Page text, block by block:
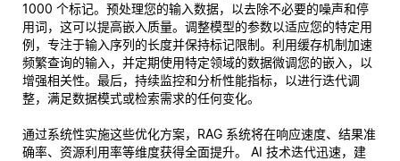
1000 个标记。预处理您的输入数据，以去除不必要的噪声和停
用词，这可以提高嵌入质量。调整模型的参数以适应您的特定用
例，专注于输入序列的长度并保持标记限制。利用缓存机制加速
频繁查询的输入，并定期使用特定领域的数据微调您的嵌入，以
增强相关性。最后，持续监控和分析性能指标，以进行迭代调
整，满足数据模式或检索需求的任何变化。
通过系统性实施这些优化方案，RAG 系统将在响应速度、结果准
确率、资源利用率等维度获得全面提升。 AI 技术迭代迅速，建